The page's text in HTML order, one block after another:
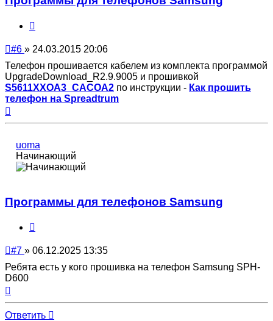
Непрочитанное
#6 » 24.03.2015 20:06
Телефон прошивается кабелем из комплекта программой
UpgradeDownload_R2.9.9005 и прошивкой
S5611XXOA3_CACOA2 по инструкции - Как прошить
телефон на Spreadtrum
uoma
Начинающий
Программы для телефонов Samsung
Непрочитанное
#7 » 06.12.2025 13:35
Ребята есть у кого прошивка на телефон Samsung SPH-
D600
началу
Ответить